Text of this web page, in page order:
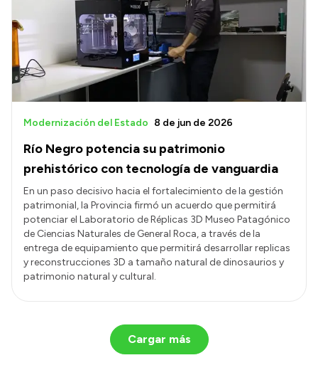
Río Negro potencia su patrimonio
prehistórico con tecnología de vanguardia
Modernización del Estado 8 de jun de 2026
En un paso decisivo hacia el fortalecimiento de la gestión
patrimonial, la Provincia firmó un acuerdo que permitirá
potenciar el Laboratorio de Réplicas 3D Museo Patagónico
de Ciencias Naturales de General Roca, a través de la
entrega de equipamiento que permitirá desarrollar replicas
y reconstrucciones 3D a tamaño natural de dinosaurios y
patrimonio natural y cultural.
Cargar más